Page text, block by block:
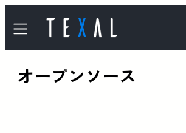
容
を
オープンソース